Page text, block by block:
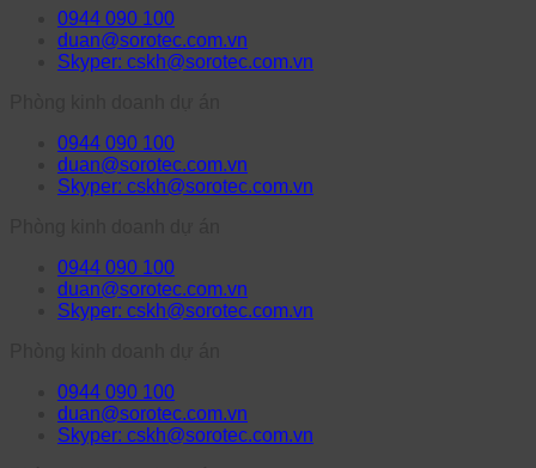
0944 090 100
duan@sorotec.com.vn
Skyper: cskh@sorotec.com.vn
0944 090 100
duan@sorotec.com.vn
Skyper: cskh@sorotec.com.vn
0944 090 100
duan@sorotec.com.vn
Skyper: cskh@sorotec.com.vn
0944 090 100
duan@sorotec.com.vn
Skyper: cskh@sorotec.com.vn